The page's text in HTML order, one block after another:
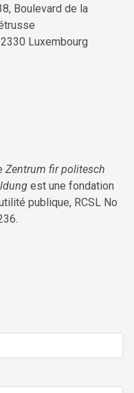
Boulevard de la
Luxembourg
Zentrum fir politesch
est une fondation
publique, RCSL No